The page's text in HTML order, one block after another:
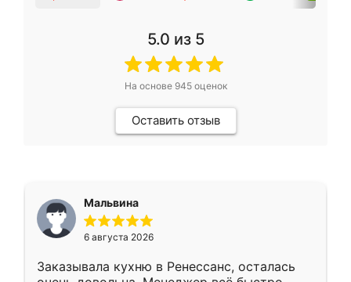
5.0 из 5
На основе 945оценок
Оставить отзыв
Мальвина
6 августа 2026
Заказывала кухню в Ренессанс, осталась